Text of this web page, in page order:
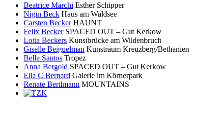
Beatrice Marchi Esther Schipper
Nigin Beck Haus am Waldsee
Carsten Becker HAUNT
Felix Becker SPACED OUT – Gut Kerkow
Lotta Beckers Kunstbrücke am Wildenbruch
Giselle Beiguelman Kunstraum Kreuzberg/Bethanien
Belle Santos Tropez
Anna Bergold SPACED OUT – Gut Kerkow
Ella C Bernard Galerie im Körnerpark
Renate Bertlmann MOUNTAINS